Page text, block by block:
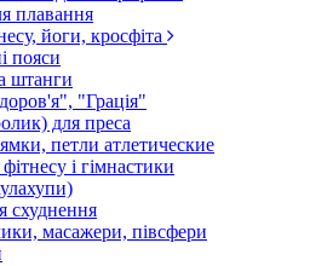
плавання
йоги, кросфіта
пояси
штанги
"Грація"
для преса
петли атлетические
і гімнастики
схуднення
масажери, півсфери